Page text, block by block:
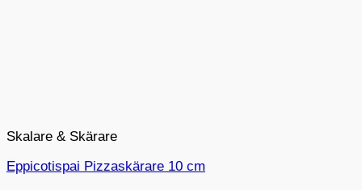
Skalare & Skärare
Eppicotispai Pizzaskärare 10 cm